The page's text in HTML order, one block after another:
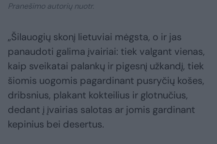
Pranešimo autorių nuotr.
„Šilauogių skonį lietuviai mėgsta, o ir jas
panaudoti galima įvairiai: tiek valgant vienas,
kaip sveikatai palankų ir pigesnį užkandį, tiek
šiomis uogomis pagardinant pusryčių košes,
dribsnius, plakant kokteilius ir glotnučius,
dedant į įvairias salotas ar jomis gardinant
kepinius bei desertus.